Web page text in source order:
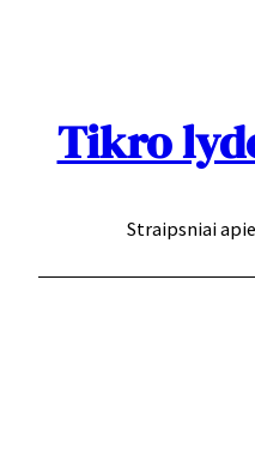
Tikro
Straipsniai